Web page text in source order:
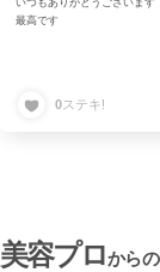
最高です
0ステキ!
美容プロからの